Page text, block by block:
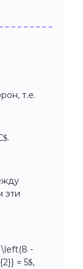
т.е.
эти
\left(8 -
= 5$,